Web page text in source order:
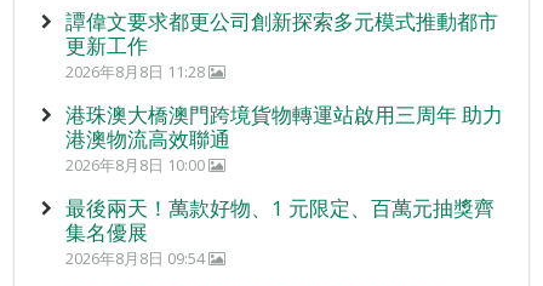
譚偉文要求都更公司創新探索多元模式推動都市
更新工作
2026年8月8日 11:28
港珠澳大橋澳門跨境貨物轉運站啟用三周年 助力
港澳物流高效聯通
2026年8月8日 10:00
最後兩天！萬款好物、1 元限定、百萬元抽獎齊
集名優展
2026年8月8日 09:54